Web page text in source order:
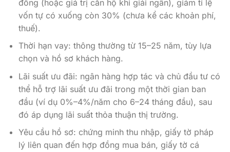
đồng (hoặc giá trị căn hộ khi giải ngân), giảm tỉ lệ
vốn tự có xuống còn 30% (chưa kể các khoản phí,
thuế).
Thời hạn vay: thông thường từ 15–25 năm, tùy lựa
chọn và hồ sơ khách hàng.
Lãi suất ưu đãi: ngân hàng hợp tác và chủ đầu tư có
thể hỗ trợ lãi suất ưu đãi trong một thời gian ban
đầu (ví dụ 0%–4%/năm cho 6–24 tháng đầu), sau
đó áp dụng lãi suất thỏa thuận thị trường.
Yêu cầu hồ sơ: chứng minh thu nhập, giấy tờ pháp
lý liên quan đến hợp đồng mua bán, giấy tờ cá